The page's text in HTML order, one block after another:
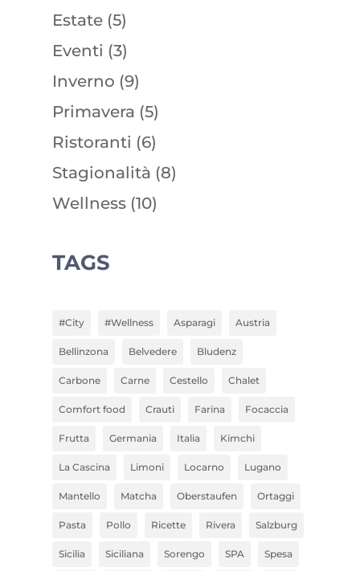
Estate(5)
Eventi (3)
Inverno (9)
Primavera (5)
Ristoranti (6)
Stagionalità (8)
Wellness(10)
TAGS
#City #Wellness Asparagi Austria
Bellinzona Belvedere Bludenz
Carbone Carne Cestello Chalet
Comfort food Crauti Farina Focaccia
Frutta Germania Italia Kimchi
La Cascina Limoni Locarno Lugano
Mantello Matcha Oberstaufen Ortaggi
Pasta Pollo Ricette Rivera Salzburg
Sicilia Siciliana Sorengo SPA Spesa